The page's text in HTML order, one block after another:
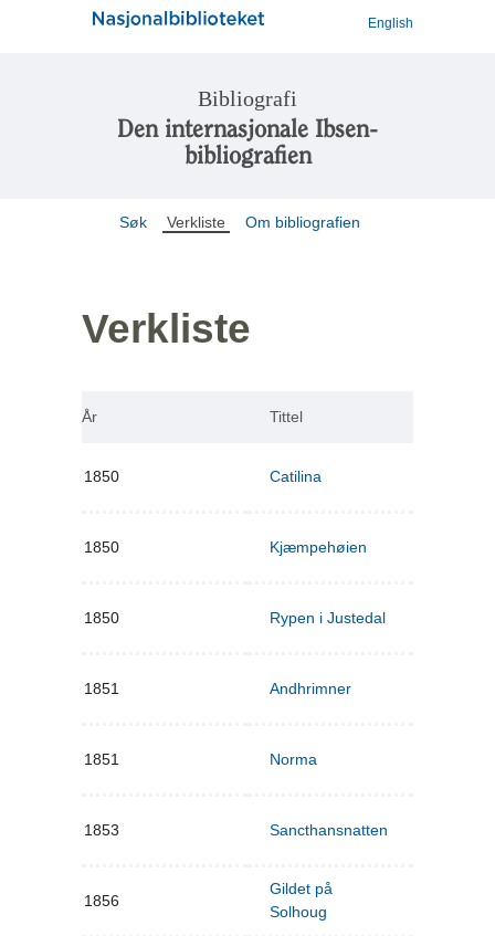
English
Bibliografi
Den internasjonale Ibsen-
bibliografien
Søk Verkliste Om bibliografien
Verkliste
År Tittel
1850 Catilina
1850 Kjæmpehøien
1850 Rypen i Justedal
1851 Andhrimner
1851 Norma
1853 Sancthansnatten
1856
Gildet på
Solhoug